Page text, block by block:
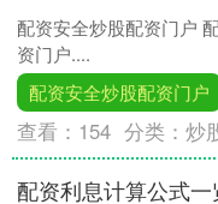
配资安全炒股配资门户
资门户....
配资安全炒股配资门户
查看： 154 分类：炒
配资利息计算公式